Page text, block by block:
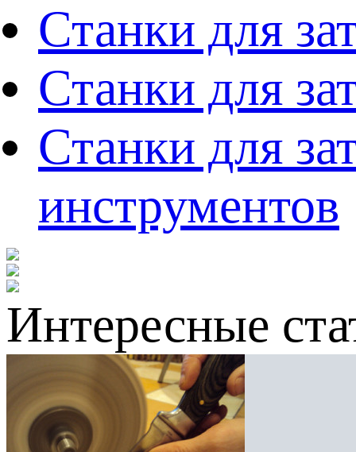
Станки для
Станки для
Станки для
инструментов
Интересные